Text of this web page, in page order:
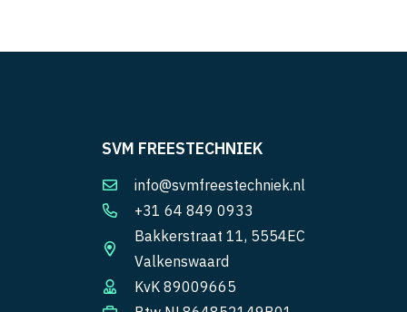
SVM FREESTECHNIEK
info@svmfreestechniek.nl
+31 64 849 0933
Bakkerstraat 11, 5554EC
Valkenswaard
KvK 89009665